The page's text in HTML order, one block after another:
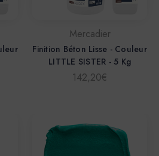
Mercadier
Finition Béton Lisse - Couleur
LITTLE SISTER - 5 Kg
142,20€